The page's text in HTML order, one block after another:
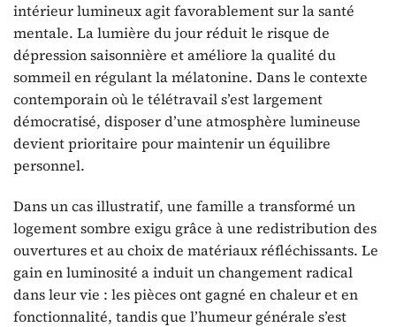
intérieur lumineux agit favorablement sur la santé
mentale. La lumière du jour réduit le risque de
dépression saisonnière et améliore la qualité du
sommeil en régulant la mélatonine. Dans le contexte
contemporain où le télétravail s’est largement
démocratisé, disposer d’une atmosphère lumineuse
devient prioritaire pour maintenir un équilibre
personnel.
Dans un cas illustratif, une famille a transformé un
logement sombre exigu grâce à une redistribution des
ouvertures et au choix de matériaux réfléchissants. Le
gain en luminosité a induit un changement radical
dans leur vie : les pièces ont gagné en chaleur et en
fonctionnalité, tandis que l’humeur générale s’est